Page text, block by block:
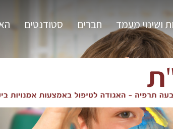
ושינוי מעמד חברים סטודנטים